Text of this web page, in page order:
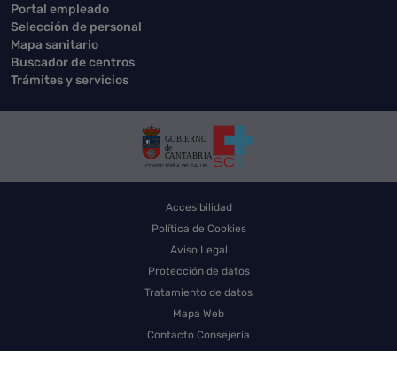
Portal empleado
Selección de personal
Mapa sanitario
Buscador de centros
Trámites y servicios
Accesibilidad
Política de Cookies
Aviso Legal
Protección de datos
Tratamiento de datos
Mapa Web
Contacto Consejería